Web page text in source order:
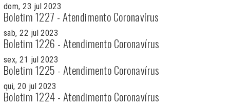
dom, 23 jul 2023
Boletim 1227 - Atendimento Coronavírus
sab, 22 jul 2023
Boletim 1226 - Atendimento Coronavírus
sex, 21 jul 2023
Boletim 1225 - Atendimento Coronavírus
qui, 20 jul 2023
Boletim 1224 - Atendimento Coronavírus